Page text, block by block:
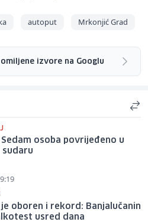
autoput Mrkonjić Grad
izvore na Googlu
Sedam osoba povrijeđeno u
oboren i rekord: Banjalučanin
usred dana